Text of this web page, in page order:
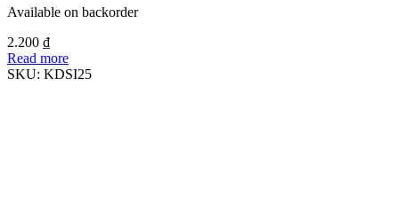
Available on backorder
2.200 ₫
Read more
SKU: KDSI25